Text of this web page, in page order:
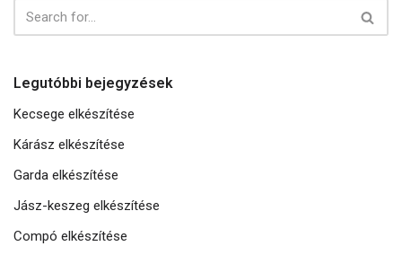
Legutóbbi bejegyzések
Kecsege elkészítése
Kárász elkészítése
Garda elkészítése
Jász-keszeg elkészítése
Compó elkészítése